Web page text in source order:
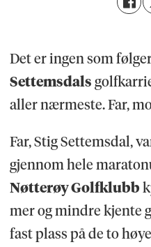
Det er ingen som
Settemsdals
aller nærmeste. Far,
Far, Stig Settemsdal,
gjennom hele
Nøtterøy Golfklubb
mer og mindre kjente
fast plass på de to